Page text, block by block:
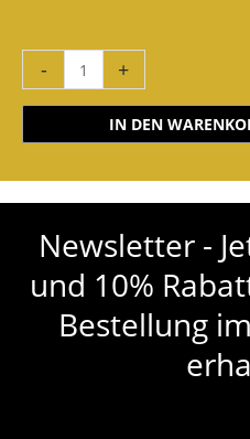
- +
IN DEN
Newsletter -
und 10%
Bestellung